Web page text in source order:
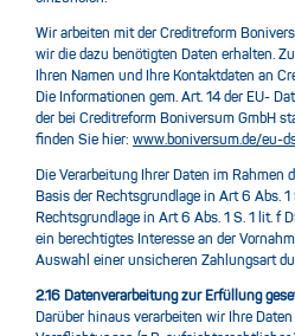
Wir arbeiten mit der Creditreform
wir die dazu benötigten Daten erhalten.
Ihren Namen und Ihre Kontaktdaten an
Die Informationen gem. Art. 14 der EU-
der bei Creditreform Boniversum GmbH
finden Sie hier: www.boniversum.de/eu-
Die Verarbeitung Ihrer Daten im Rahmen
Basis der Rechtsgrundlage in Art 6 Abs. 1
Rechtsgrundlage in Art 6 Abs. 1 S. 1 lit. f
ein berechtigtes Interesse an der
Auswahl einer unsicheren Zahlungsart
2.16 Datenverarbeitung zur Erfüllung
Darüber hinaus verarbeiten wir Ihre